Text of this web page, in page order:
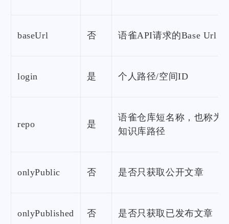
baseUrl 否 语雀API请求的Base Url
login 是 个人路径/空间ID
repo 是
语雀仓库短名称，也称为
知识库路径
onlyPublic 否 是否只获取公开文章
onlyPublished 否 是否只获取已发布文章